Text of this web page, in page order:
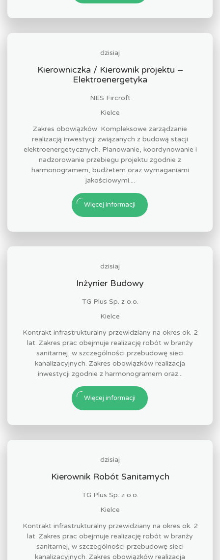
dzisiaj
Kierowniczka / Kierownik projektu –
Elektroenergetyka
NES Fircroft
Kielce
Zakres obowiązków: Kompleksowe zarządzanie
realizacją inwestycji związanych z budową stacji
elektroenergetycznych. Planowanie, koordynowanie i
nadzorowanie przebiegu projektu zgodnie z
harmonogramem, budżetem oraz wymaganiami
jakościowymi....
Więcej informacji
dzisiaj
Inżynier Budowy
TG Plus Sp. z o.o.
Kielce
Kontrakt infrastrukturalny przewidziany na okres ok. 2
lat. Zakres prac obejmuje realizację robót w branży
sanitarnej, w szczególności przebudowę sieci
kanalizacyjnych. Zakres obowiązków realizacja
inwestycji zgodnie z harmonogramem oraz...
Więcej informacji
dzisiaj
Kierownik Robót Sanitarnych
TG Plus Sp. z o.o.
Kielce
Kontrakt infrastrukturalny przewidziany na okres ok. 2
lat. Zakres prac obejmuje realizację robót w branży
sanitarnej, w szczególności przebudowę sieci
kanalizacyjnych. Zakres obowiązków realizacja